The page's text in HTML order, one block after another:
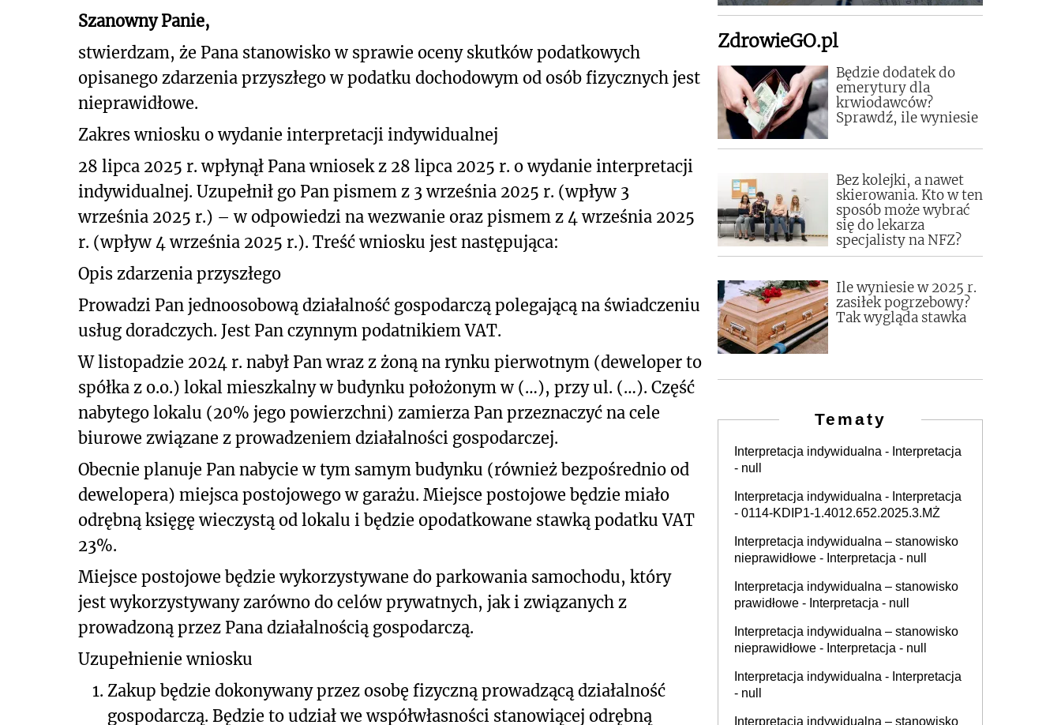
Szanowny Panie,
stwierdzam, że Pana stanowisko w sprawie oceny skutków podatkowych
opisanego zdarzenia przyszłego w podatku dochodowym od osób fizycznych jest
nieprawidłowe.
Zakres wniosku o wydanie interpretacji indywidualnej
28 lipca 2025 r. wpłynął Pana wniosek z 28 lipca 2025 r. o wydanie interpretacji
indywidualnej. Uzupełnił go Pan pismem z 3 września 2025 r. (wpływ 3
września 2025 r.) – w odpowiedzi na wezwanie oraz pismem z 4 września 2025
r. (wpływ 4 września 2025 r.). Treść wniosku jest następująca:
Opis zdarzenia przyszłego
Prowadzi Pan jednoosobową działalność gospodarczą polegającą na świadczeniu
usług doradczych. Jest Pan czynnym podatnikiem VAT.
W listopadzie 2024 r. nabył Pan wraz z żoną na rynku pierwotnym (deweloper to
spółka z o.o.) lokal mieszkalny w budynku położonym w (…), przy ul. (…). Część
nabytego lokalu (20% jego powierzchni) zamierza Pan przeznaczyć na cele
biurowe związane z prowadzeniem działalności gospodarczej.
Obecnie planuje Pan nabycie w tym samym budynku (również bezpośrednio od
dewelopera) miejsca postojowego w garażu. Miejsce postojowe będzie miało
odrębną księgę wieczystą od lokalu i będzie opodatkowane stawką podatku VAT
23%.
Miejsce postojowe będzie wykorzystywane do parkowania samochodu, który
jest wykorzystywany zarówno do celów prywatnych, jak i związanych z
prowadzoną przez Pana działalnością gospodarczą.
Uzupełnienie wniosku
1. Zakup będzie dokonywany przez osobę fizyczną prowadzącą działalność
gospodarczą. Będzie to udział we współwłasności stanowiącej odrębną
ZdrowieGO.pl
Będzie dodatek do
emerytury dla
krwiodawców?
Sprawdź, ile wyniesie
Bez kolejki, a nawet
skierowania. Kto w ten
sposób może wybrać
się do lekarza
specjalisty na NFZ?
Ile wyniesie w 2025 r.
zasiłek pogrzebowy?
Tak wygląda stawka
Tematy
Interpretacja indywidualna - Interpretacja
- null
Interpretacja indywidualna - Interpretacja
- 0114-KDIP1-1.4012.652.2025.3.MŻ
Interpretacja indywidualna – stanowisko
nieprawidłowe - Interpretacja - null
Interpretacja indywidualna – stanowisko
prawidłowe - Interpretacja - null
Interpretacja indywidualna – stanowisko
nieprawidłowe - Interpretacja - null
Interpretacja indywidualna - Interpretacja
- null
Interpretacja indywidualna – stanowisko